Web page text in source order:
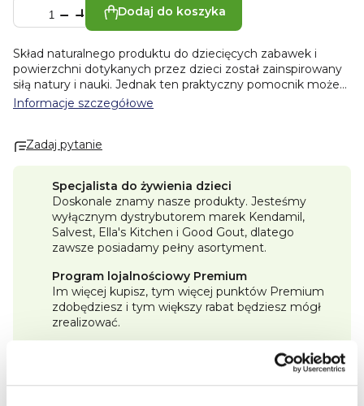
Dodaj do koszyka
Skład naturalnego produktu do dziecięcych zabawek i
powierzchni dotykanych przez dzieci został zainspirowany
siłą natury i nauki. Jednak ten praktyczny pomocnik może
być stosowany jako uniwersalny środek czyszczący dla
powierzchniowo czynnych (glukozyd mirystylowy,
Producent: ATTITUDE, 5605 de Gaspé, #900,
Montreal, H2T 2A4, QC, Canada, 514-509-7225.Importer:
ATTITUDE, 231 rue Saint-Honoré, 75001 Paris France
Informacje szczegółowe
Zadaj pytanie
Specjalista do żywienia dzieci
Doskonale znamy nasze produkty. Jesteśmy
wyłącznym dystrybutorem marek Kendamil,
Salvest, Ella's Kitchen i Good Gout, dlatego
zawsze posiadamy pełny asortyment.
Program lojalnościowy Premium
Im więcej kupisz, tym więcej punktów Premium
zdobędziesz i tym większy rabat będziesz mógł
zrealizować.
Wszystkie zamówienia wysyłamy szybko.